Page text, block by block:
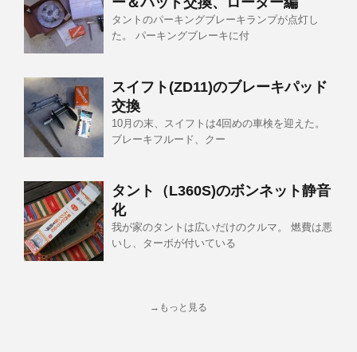
タントのパーキングブレーキランプが点灯し
た。 パーキングブレーキに付
スイフト(ZD11)のブレーキパッド
交換
10月の末、スイフトは4回めの車検を迎えた。
ブレーキフルード、クー
タント（L360S)のボンネット静音
化
我が家のタントは広いだけのクルマ。 燃費は悪
いし、ターボが付いている
→もっと見る